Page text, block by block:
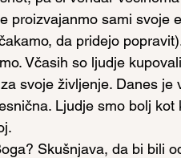
proizvajanmo sami svoje
da pridejo
Včasih so ljudje
svoje življenje. Danes je
Ljudje smo bolj
Skušnjava, da bi bili